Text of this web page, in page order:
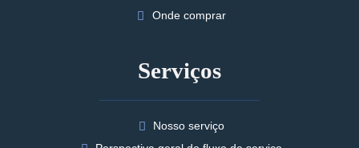
Onde comprar
Serviços
Nosso serviço